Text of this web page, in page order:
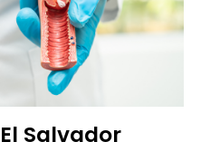
Salvador